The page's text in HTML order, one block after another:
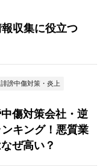
報収集に役立つ
謗中傷対策・炎上
中傷対策会社・逆
キング！悪質業
ぜ高い？